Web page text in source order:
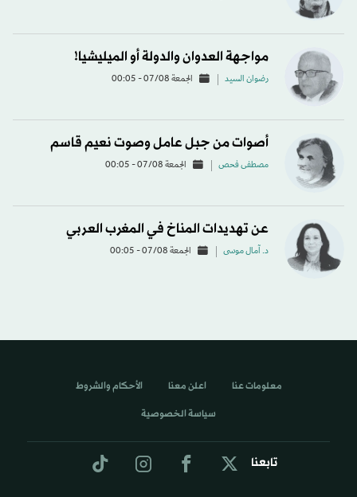
مواجهة العدوان والدولة أو الميليشيا!
رضوان السيد الجمعة 07/08 - 00:05
أصوات من جبل عامل وصوت نعيم قاسم
مصطفى فحص الجمعة 07/08 - 00:05
عن تهديدات المناخ في المغرب العربي
د. آمال موسى الجمعة 07/08 - 00:05
تابعنا
معلومات عنا اعلن معنا الأحكام والشروط
سياسة الخصوصية